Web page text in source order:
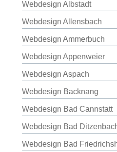
Webdesign Albstadt
Webdesign Allensbach
Webdesign Ammerbuch
Webdesign Appenweier
Webdesign Aspach
Webdesign Backnang
Webdesign Bad Cannstatt
Webdesign Bad
Webdesign Bad